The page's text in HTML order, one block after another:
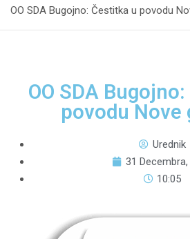
OO SDA Bugojno: Čestitka u povodu
OO SDA
povodu Nove
Urednik
31 Decembra,
10:05